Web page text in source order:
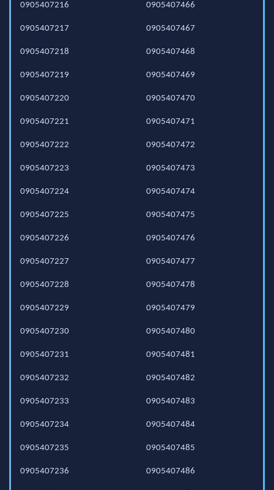
0905407216
0905407217
0905407218
0905407219
0905407220
0905407221
0905407222
0905407223
0905407224
0905407225
0905407226
0905407227
0905407228
0905407229
0905407230
0905407231
0905407232
0905407233
0905407234
0905407235
0905407236
0905407466
0905407467
0905407468
0905407469
0905407470
0905407471
0905407472
0905407473
0905407474
0905407475
0905407476
0905407477
0905407478
0905407479
0905407480
0905407481
0905407482
0905407483
0905407484
0905407485
0905407486